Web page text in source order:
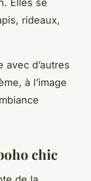
Elles se
rideaux,
d’autres
à l’image
chic